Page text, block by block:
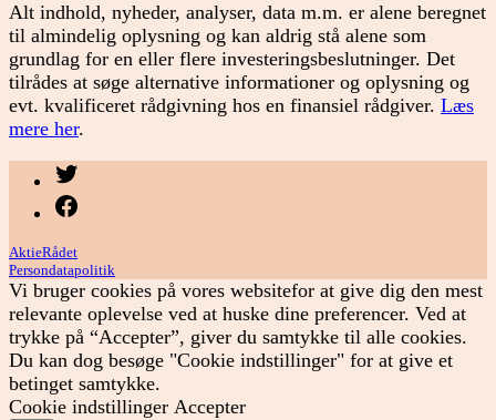
Alt indhold, nyheder, analyser, data m.m. er alene beregnet
til almindelig oplysning og kan aldrig stå alene som
grundlag for en eller flere investeringsbeslutninger. Det
tilrådes at søge alternative informationer og oplysning og
evt. kvalificeret rådgivning hos en finansiel rådgiver. Læs
mere her.
AktieRådet
Persondatapolitik
Vi bruger cookies på vores websitefor at give dig den mest
relevante oplevelse ved at huske dine preferencer. Ved at
trykke på “Accepter”, giver du samtykke til alle cookies.
Du kan dog besøge "Cookie indstillinger" for at give et
betinget samtykke.
Cookie indstillinger Accepter